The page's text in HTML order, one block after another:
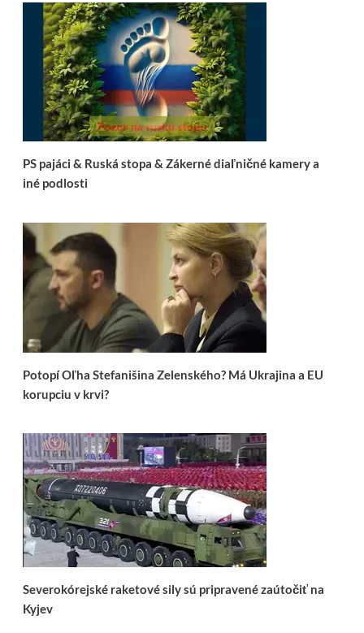
PS pajáci & Ruská stopa & Zákerné diaľničné kamery a
iné podlosti
Potopí Oľha Stefanišina Zelenského? Má Ukrajina a EU
korupciu v krvi?
Severokórejské raketové sily sú pripravené zaútočiť na
Kyjev